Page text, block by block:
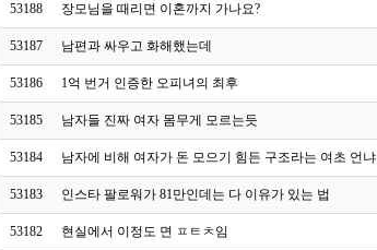
53188 장모님을 때리면 이혼까지 가나요?
53187 남편과 싸우고 화해했는데
53186 1억 번거 인증한 오피녀의 최후
53185 남자들 진짜 여자 몸무게 모르는듯
53184 남자에 비해 여자가 돈 모으기 힘든 구조라는 여초 언냐
53183 인스타 팔로워가 81만인데는 다 이유가 있는 법
53182 현실에서 이정도 면 ㅍㅌㅊ임